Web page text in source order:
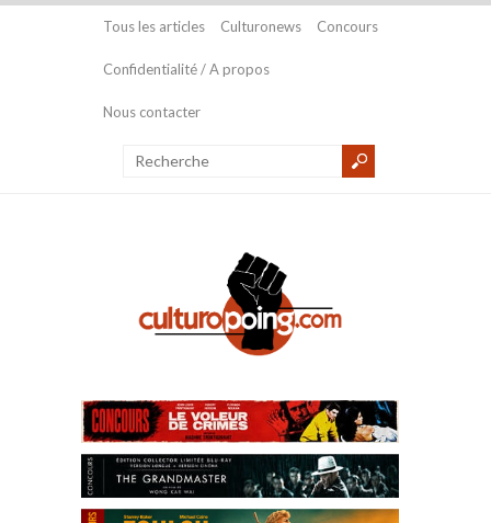
Tous les articles Culturonews Concours
Confidentialité / A propos
Nous contacter